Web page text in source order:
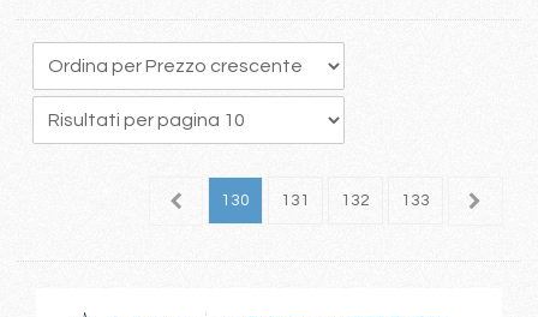
129 130 131 132 133 134